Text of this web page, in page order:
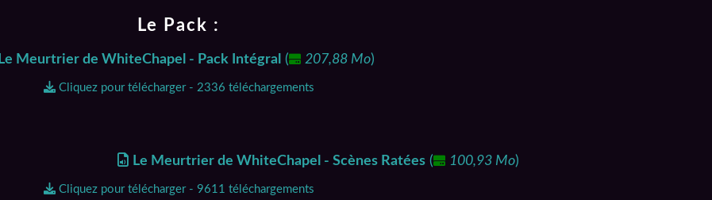
Le Pack :
Le Meurtrier de WhiteChapel - Pack Intégral ( 207,88 Mo)
Cliquez pour télécharger - 2336 téléchargements
Le Meurtrier de WhiteChapel - Scènes Ratées ( 100,93 Mo)
Cliquez pour télécharger - 9611 téléchargements